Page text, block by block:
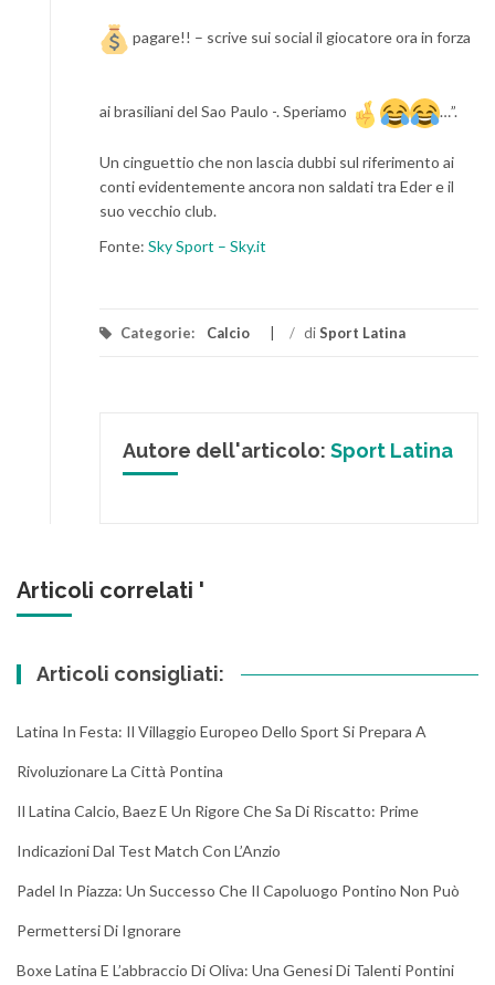
pagare!! – scrive sui social il giocatore ora in forza
ai brasiliani del Sao Paulo -. Speriamo …”.
Un cinguettio che non lascia dubbi sul riferimento ai
conti evidentemente ancora non saldati tra Eder e il
suo vecchio club.
Fonte: Sky Sport – Sky.it
Categorie: Calcio / diSport Latina
Autore dell'articolo: Sport Latina
Articoli correlati '
Articoli consigliati:
Latina In Festa: Il Villaggio Europeo Dello Sport Si Prepara A
Rivoluzionare La Città Pontina
Il Latina Calcio, Baez E Un Rigore Che Sa Di Riscatto: Prime
Indicazioni Dal Test Match Con L’Anzio
Padel In Piazza: Un Successo Che Il Capoluogo Pontino Non Può
Permettersi Di Ignorare
Boxe Latina E L’abbraccio Di Oliva: Una Genesi Di Talenti Pontini